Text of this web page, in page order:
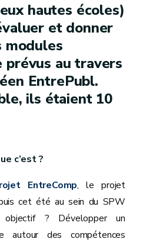
hautes écoles)
et donner
modules
prévus au travers
EntrePubl.
ils étaient 10
c’est ?
EntreComp, le projet
cet été au sein du SPW
objectif ? Développer un
autour des compétences